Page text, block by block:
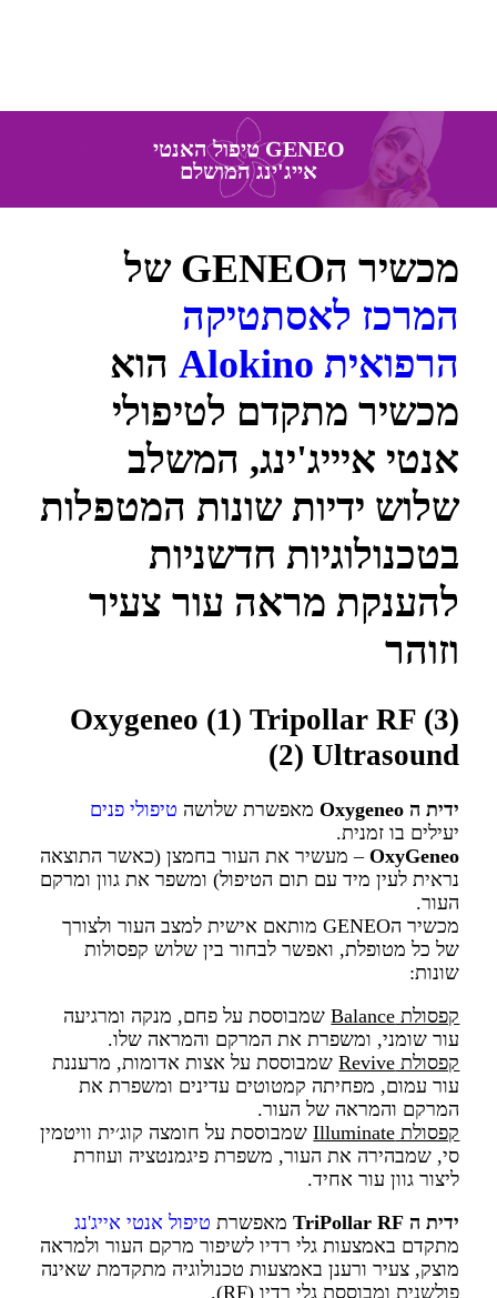
GENEO טיפול האנטי
אייג'ינג המושלם
מכשיר הGENEO של
המרכז לאסתטיקה
הרפואית Alokino
הוא
מכשיר מתקדם לטיפולי
אנטי איייג'ינג, המשלב
שלוש ידיות שונות המטפלות
בטכנולוגיות חדשניות
להענקת מראה עור צעיר
וזוהר
(3)
Oxygeneo (1)Tripollar RF
(2)Ultrasound
ידית ה Oxygeneo מאפשרת שלושה טיפולי פנים
יעילים בו זמנית.
OxyGeneo– מעשיר את העור בחמצן (כאשר התוצאה
נראית לעין מיד עם תום הטיפול) ומשפר את גוון ומרקם
העור.
מכשיר הGENEO מותאם אישית למצב העור ולצורך
של כל מטופלת, ואפשר לבחור בין שלוש קפסולות
שונות:
קפסולת Balance
שמבוססת על פחם, מנקה ומרגיעה
עור שומני, ומשפרת את המרקם והמראה שלו.
קפסולת Revive
שמבוססת על אצות אדומות, מרעננת
עור עמום, מפחיתה קמטוטים עדינים ומשפרת את
המרקם והמראה של העור.
קפסולת Illuminate
שמבוססת על חומצה קוג׳ית וויטמין
סי, שמבהירה את העור, משפרת פיגמנטציה ועוזרת
ליצור גוון עור אחיד.
ידית ה TriPollar RF
מאפשרת טיפול אנטי אייג'נג
מתקדם באמצעות גלי רדיו לשיפור מרקם העור ולמראה
מוצק, צעיר ורענן באמצעות טכנולוגיה מתקדמת שאינה
פולשנית ומבוססת גלי רדיו (RF).